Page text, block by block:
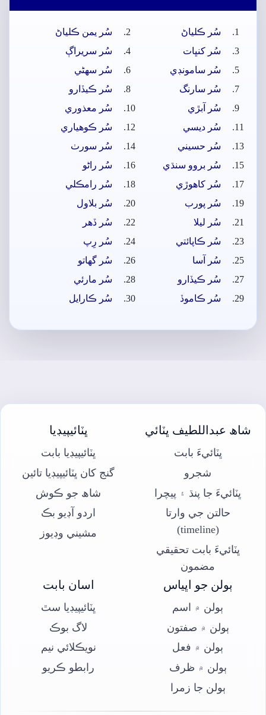
سُر ڪلياڻ
سُر يمن ڪلياڻ
سُر کنڀات
سُر سريراڳ
سُر سامونڊي
سُر سھڻي
سُر سارنگ
سُر ڪيڏارو
سُر آبڙي
سُر معذوري
سُر ديسي
سُر ڪوھياري
سُر حسيني
سُر سورٺ
سُر بروو سنڌي
سُر راڻو
سُر کاھوڙي
سُر رامڪلي
سُر پورب
سُر بلاول
سُر ليلا
سُر ڏھر
سُر ڪاپائتي
سُر رِپ
سُر آسا
سُر گهاتو
سُر ڪيڏارو
سُر مارئي
سُر ڪاموڏ
سُر ڪارايل
شاھ عبداللطيف ڀٽائي
ڀٽائيءَ بابت
شجرو
ڀٽائيءَ جا پنڌ ۽ پيچرا
حالتن جي وارتا
(timeline)
ڀٽائيءَ بابت تحقيقي
مضمون
ڀٽائيپيڊيا
ڀٽائيپيڊيا بابت
گنج کان ڀٽائيپيڊيا تائين
شاھ جو ڪوش
اردو آڊيو بڪ
مشيني وڊيوز
ٻولن جو اڀياس
ٻولن ۾ اسم
ٻولن ۾ صفتون
ٻولن ۾ فعل
ٻولن ۾ ظرف
ٻولن جا زمرا
اسان بابت
ڀٽائيپيڊيا سٿ
لاگ بوڪ
نويڪلائي نيم
رابطو ڪريو